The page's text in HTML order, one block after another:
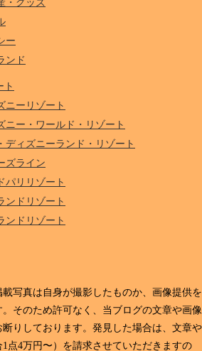
・グッズ
ー
ンド
ト
ニーリゾート
ニー・ワールド・リゾート
ディズニーランド・リゾート
ズライン
パリリゾート
ンドリゾート
ンドリゾート
写真は自身が撮影したものか、画像提供を
そのため許可なく、当ブログの文章や画像
りしております。発見した場合は、文章や
点4万円〜）を請求させていただきますの